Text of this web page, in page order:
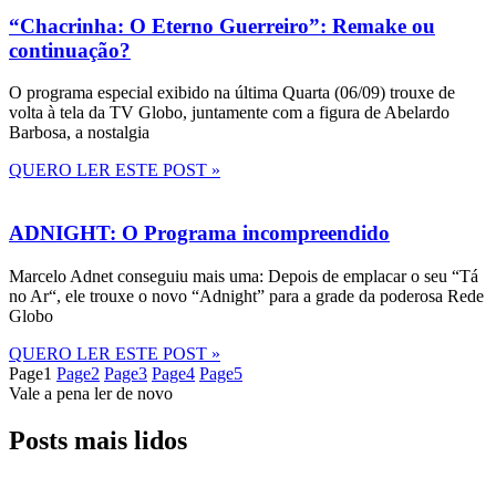
“Chacrinha: O Eterno Guerreiro”: Remake ou
continuação?
O programa especial exibido na última Quarta (06/09) trouxe de
volta à tela da TV Globo, juntamente com a figura de Abelardo
Barbosa, a nostalgia
QUERO LER ESTE POST »
ADNIGHT: O Programa incompreendido
Marcelo Adnet conseguiu mais uma: Depois de emplacar o seu “Tá
no Ar“, ele trouxe o novo “Adnight” para a grade da poderosa Rede
Globo
QUERO LER ESTE POST »
Page1 Page2 Page3 Page4 Page5
Vale a pena ler de novo
Posts mais lidos